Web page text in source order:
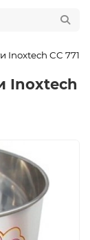
Inoxtech CC 771
Inoxtech